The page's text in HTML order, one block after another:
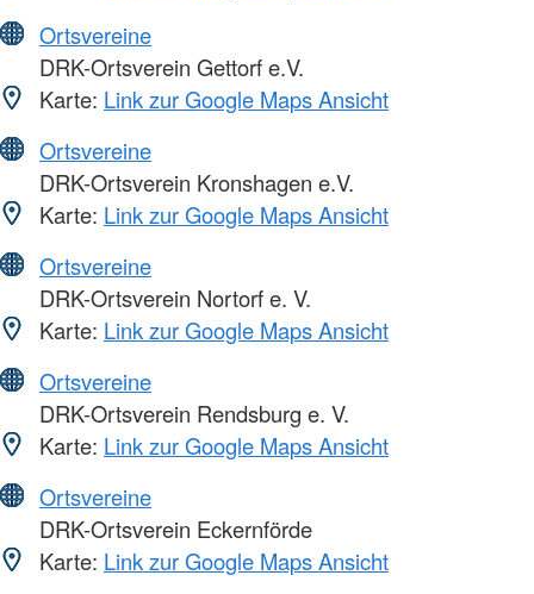
Ortsvereine
DRK-Ortsverein Gettorf e.V.
Karte: Link zur Google Maps Ansicht
Ortsvereine
DRK-Ortsverein Kronshagen e.V.
Karte: Link zur Google Maps Ansicht
Ortsvereine
DRK-Ortsverein Nortorf e. V.
Karte: Link zur Google Maps Ansicht
Ortsvereine
DRK-Ortsverein Rendsburg e. V.
Karte: Link zur Google Maps Ansicht
Ortsvereine
DRK-Ortsverein Eckernförde
Karte: Link zur Google Maps Ansicht